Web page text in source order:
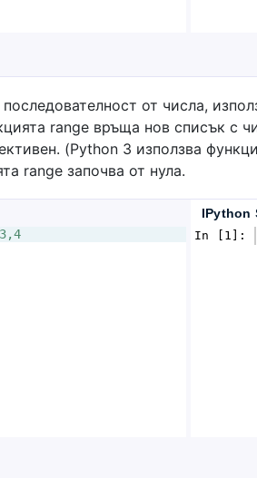
от числа,
range връща нов списък с
(Python 3 използва
range започва от нула.
IPython
In [1]: